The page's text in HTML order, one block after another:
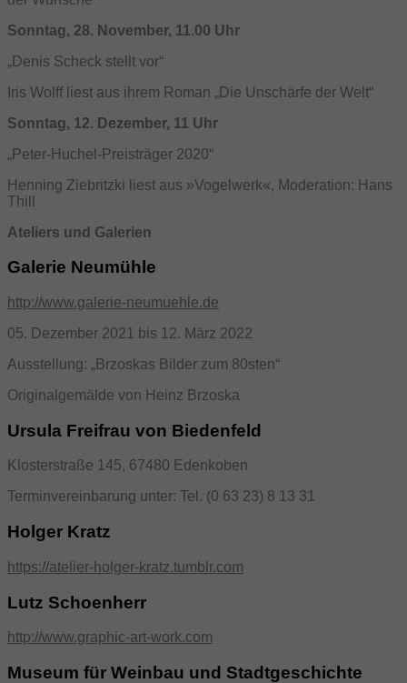
Sonntag, 28. November, 11.00 Uhr
„Denis Scheck stellt vor“
Iris Wolff liest aus ihrem Roman „Die Unschärfe der Welt“
Sonntag, 12. Dezember, 11 Uhr
„Peter-Huchel-Preisträger 2020“
Henning Ziebritzki liest aus »Vogelwerk«, Moderation: Hans
Thill
Ateliers und Galerien
Galerie Neumühle
http://www.galerie-neumuehle.de
05. Dezember 2021 bis 12. März 2022
Ausstellung: „Brzoskas Bilder zum 80sten“
Originalgemälde von Heinz Brzoska
Ursula Freifrau von Biedenfeld
Klosterstraße 145, 67480 Edenkoben
Terminvereinbarung unter: Tel. (0 63 23) 8 13 31
Holger Kratz
https://atelier-holger-kratz.tumblr.com
Lutz Schoenherr
http://www.graphic-art-work.com
Museum für Weinbau und Stadtgeschichte